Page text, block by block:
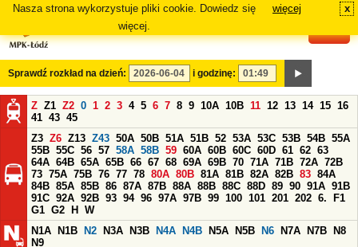
Nasza strona wykorzystuje pliki cookie. Dowiedz się
więcej.
więcej x
Sprawdź rozkład na dzień: i godzinę:
Z Z1 Z2 0 1 2 3 4 5 6 7 8 9 10A 10B 11 12 13 14 15 16
41 43 45
Z3 Z6 Z13 Z43 50A 50B 51A 51B 52 53A 53C 53B 54B 55A
55B 55C 56 57 58A 58B 59 60A 60B 60C 60D 61 62 63
64A 64B 65A 65B 66 67 68 69A 69B 70 71A 71B 72A 72B
73 75A 75B 76 77 78 80A 80B 81A 81B 82A 82B 83 84A
84B 85A 85B 86 87A 87B 88A 88B 88C 88D 89 90 91A 91B
91C 92A 92B 93 94 96 97A 97B 99 100 101 201 202 6.
F1
G1 G2 H
W
N1A
N1B N2 N3A N3B N4A N4B N5A N5B N6 N7A N7B
N8
N9